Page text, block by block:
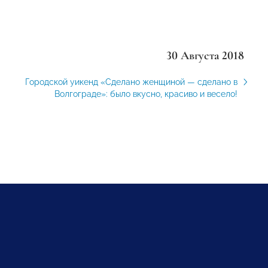
30 Августа 2018
Городской уикенд «Сделано женщиной — сделано в
Волгограде»: было вкусно, красиво и весело!